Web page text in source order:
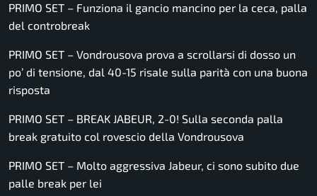
PRIMO SET – Funziona il gancio mancino per la ceca, palla
del controbreak
PRIMO SET – Vondrousova prova a scrollarsi di dosso un
po’ di tensione, dal 40-15 risale sulla parità con una buona
risposta
PRIMO SET – BREAK JABEUR, 2-0! Sulla seconda palla
break gratuito col rovescio della Vondrousova
PRIMO SET – Molto aggressiva Jabeur, ci sono subito due
palle break per lei